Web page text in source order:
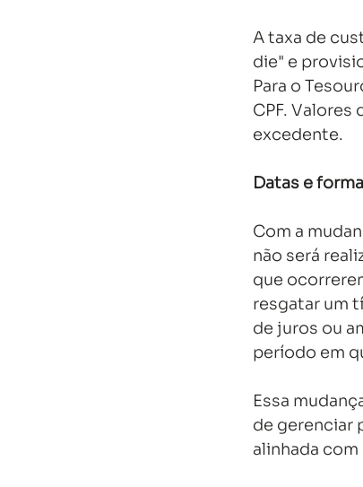
A taxa de
die" e
Para o
CPF.
excedente.
Datas e
Com a
não será
que
resgatar um
de juros ou
período em
Essa
de gerenciar
alinhada